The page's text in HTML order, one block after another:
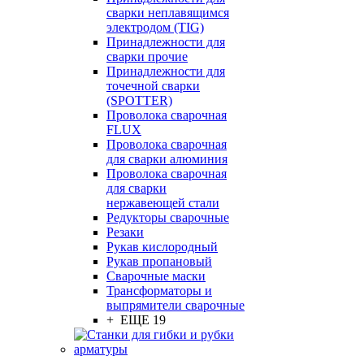
сварки неплавящимся
электродом (TIG)
Принадлежности для
сварки прочие
Принадлежности для
точечной сварки
(SPOTTER)
Проволока сварочная
FLUX
Проволока сварочная
для сварки алюминия
Проволока сварочная
для сварки
нержавеющей стали
Редукторы сварочные
Резаки
Рукав кислородный
Рукав пропановый
Сварочные маски
Трансформаторы и
выпрямители сварочные
+ ЕЩЕ 19